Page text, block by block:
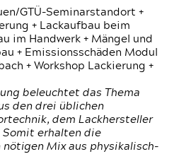
GTÜ-Seminarstandort +
+ Lackaufbau beim
im Handwerk + Mängel und
+ Emissionsschäden Modul
+ Workshop Lackierung +
beleuchtet das Thema
den drei üblichen
dem Lackhersteller
Somit erhalten die
nötigen Mix aus physikalisch-